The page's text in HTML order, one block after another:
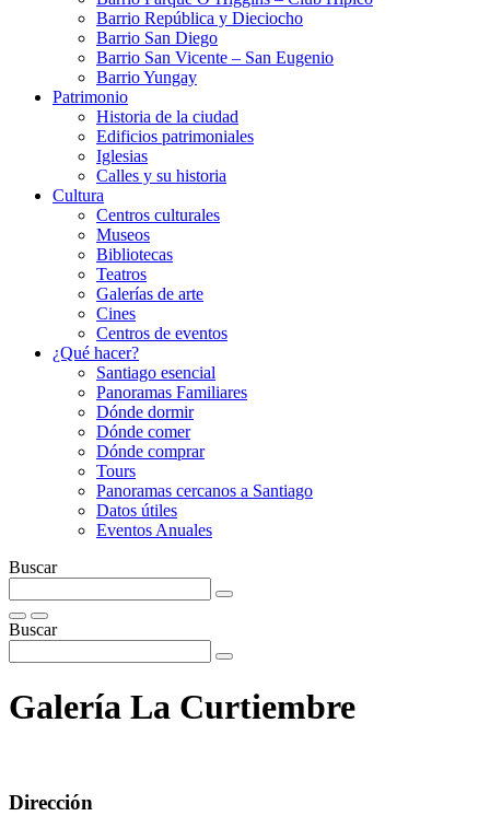
Barrio República y Dieciocho
Barrio San Diego
Barrio San Vicente – San Eugenio
Barrio Yungay
Patrimonio
Historia de la ciudad
Edificios patrimoniales
Iglesias
Calles y su historia
Cultura
Centros culturales
Museos
Bibliotecas
Teatros
Galerí­as de arte
Cines
Centros de eventos
¿Qué hacer?
Santiago esencial
Panoramas Familiares
Dónde dormir
Dónde comer
Dónde comprar
Tours
Panoramas cercanos a Santiago
Datos útiles
Eventos Anuales
Buscar
Buscar
Galería La Curtiembre
Dirección